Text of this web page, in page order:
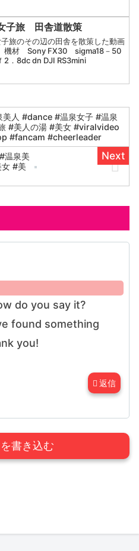
子旅 田舎道散策
旅のその辺の田舎を散策した動画
機材 Sony FX30 sigma18－50
2．8dc dn DJI RS3mini
美人 #dance #温泉女子 #温泉
#美人の湯 #美女 #viralvideo
#fancam #cheerleader
泉美
#美
do you say it?
found something
you!
返信
書き込む